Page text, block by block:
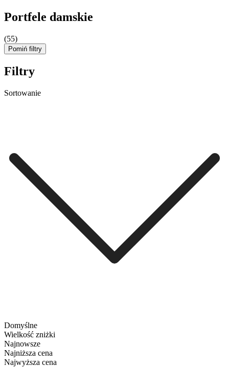
Portfele damskie
(55)
Pomiń filtry
Filtry
Sortowanie
Domyślne
Wielkość zniżki
Najnowsze
Najniższa cena
Najwyższa cena